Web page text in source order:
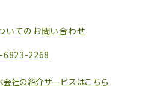
いてのお問い合わせ
6823-2268
会社の紹介サービスはこちら